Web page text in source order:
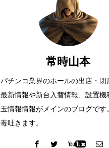
グランドクローズ
グランドクローズ
常時山本
パチンコ業界のホールの出店・閉
最新情報や新台入替情報、設置機
玉情報情報がメインのブログです
毒吐きます。